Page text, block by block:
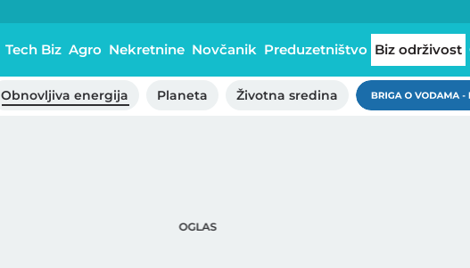
Tech Biz Agro Nekretnine Novčanik Preduzetništvo Biz održivost
Obnovljiva energija Planeta Životna sredina Briga o